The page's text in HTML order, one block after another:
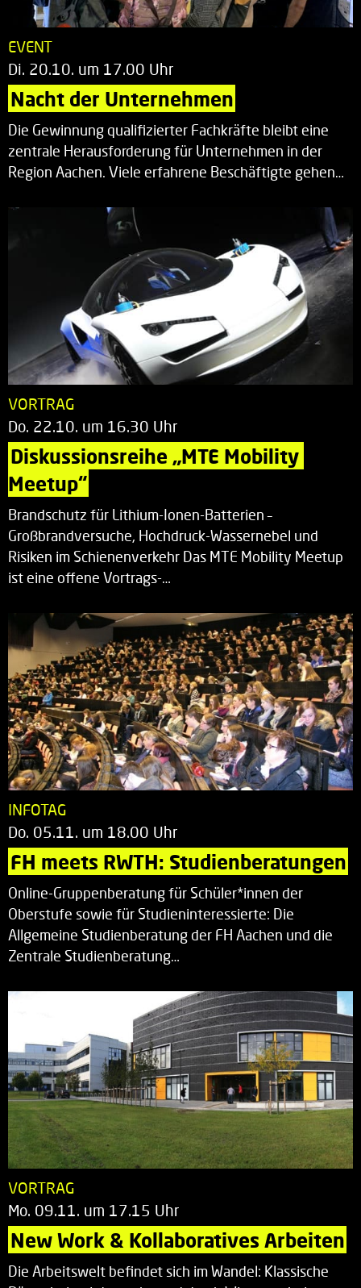
EVENT
Di. 20.10. um 17.00 Uhr
Nacht der Unternehmen
Die Gewinnung qualifizierter Fachkräfte bleibt eine
zentrale Herausforderung für Unternehmen in der
Region Aachen. Viele erfahrene Beschäftigte gehen…
VORTRAG
Do. 22.10. um 16.30 Uhr
Diskussionsreihe „MTE Mobility
Meetup“
Brandschutz für Lithium-Ionen-Batterien –
Großbrandversuche, Hochdruck-Wassernebel und
Risiken im Schienenverkehr Das MTE Mobility Meetup
ist eine offene Vortrags-…
INFOTAG
Do. 05.11. um 18.00 Uhr
FH meets RWTH: Studienberatungen
Online-Gruppenberatung für Schüler*innen der
Oberstufe sowie für Studieninteressierte: Die
Allgemeine Studienberatung der FH Aachen und die
Zentrale Studienberatung…
VORTRAG
Mo. 09.11. um 17.15 Uhr
New Work & Kollaboratives Arbeiten
Die Arbeitswelt befindet sich im Wandel: Klassische